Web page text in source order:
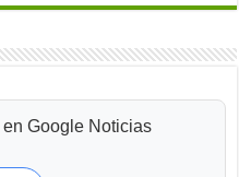
en Google Noticias